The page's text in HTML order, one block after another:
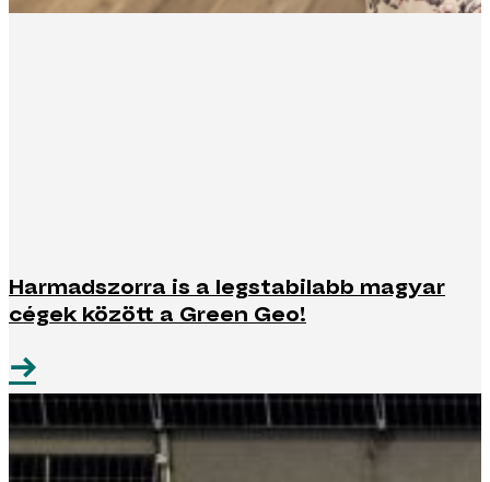
Harmadszorra is a legstabilabb magyar
cégek között a Green Geo!
→